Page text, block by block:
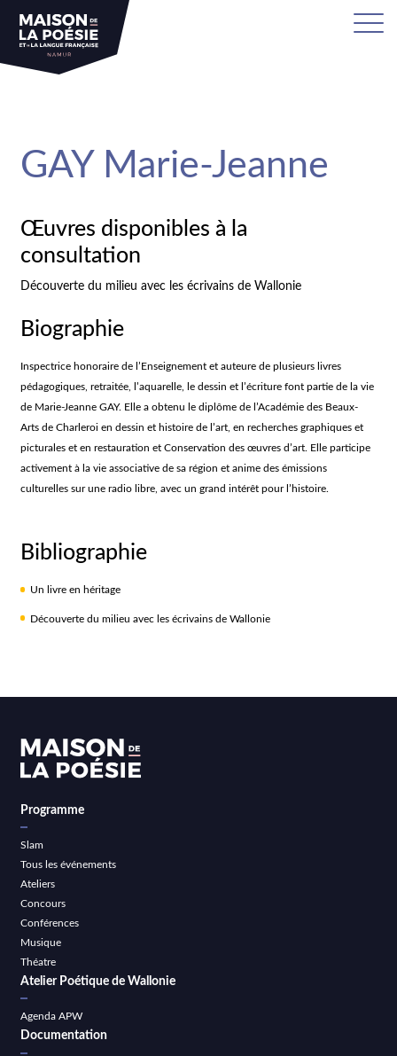
GAY Marie-Jeanne
Œuvres disponibles à la
consultation
Découverte du milieu avec les écrivains de Wallonie
Biographie
Inspectrice honoraire de l’Enseignement et auteure de plusieurs livres
pédagogiques, retraitée, l’aquarelle, le dessin et l’écriture font partie de la vie
de Marie-Jeanne GAY. Elle a obtenu le diplôme de l’Académie des Beaux-
Arts de Charleroi en dessin et histoire de l’art, en recherches graphiques et
picturales et en restauration et Conservation des œuvres d’art. Elle participe
activement à la vie associative de sa région et anime des émissions
culturelles sur une radio libre, avec un grand intérêt pour l’histoire.
Bibliographie
Un livre en héritage
Découverte du milieu avec les écrivains de Wallonie
Programme
Slam
Tous les événements
Ateliers
Concours
Conférences
Musique
Théatre
Atelier Poétique de Wallonie
Agenda APW
Documentation